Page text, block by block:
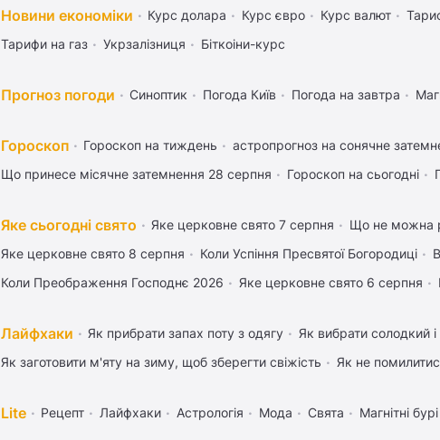
Новини економіки Курс долара Курс євро Курс валют
Тарифи на газ
Укрзалізниця Біткоіни-курс
Прогноз погоди Синоптик Погода Київ Погода на завтра
Гороскоп Гороскоп на тиждень астропрогноз на сонячне
Що принесе місячне затемнення 28 серпня
Гороскоп на сьогодні
Яке сьогодні свято Яке церковне свято 7 серпня
Що не можна
Яке церковне свято 8 серпня
Коли Успіння Пресвятої Богородиці
Коли Преображення Господнє 2026
Яке церковне свято 6 серпня
Лайфхаки Як прибрати запах поту з одягу Як вибрати солодкий
Як заготовити м'яту на зиму, щоб зберегти свіжість
Як не
Lite Рецепт Лайфхаки Астрологія Мода Свята Магнітні бурі